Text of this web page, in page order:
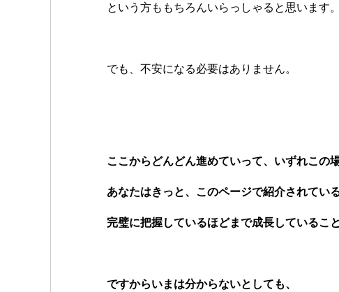
という方ももちろんいらっしゃると思います。
でも、不安になる必要はありません。
ここからどんどん進めていって、いずれこの
あなたはきっと、このページで紹介されてい
完璧に把握しているほどまで成長しているこ
ですからいまは分からないとしても、